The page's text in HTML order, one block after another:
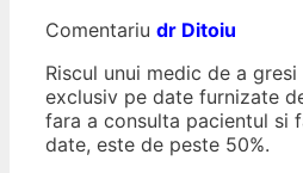
Comentariu dr Ditoiu
Riscul unui medic de a
exclusiv pe date furnizate
fara a consulta pacientul si
date, este de peste 50%.